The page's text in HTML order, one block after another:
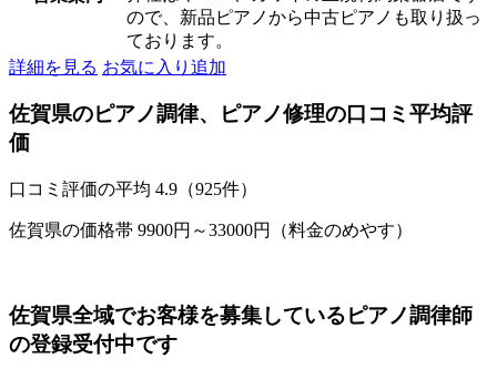
ので、新品ピアノから中古ピアノも取り扱っ
ております。
詳細を見る お気に入り追加
佐賀県のピアノ調律、ピアノ修理の口コミ平均評
価
口コミ評価の平均 4.9（925件）
佐賀県の価格帯 9900円～33000円（料金のめやす）
佐賀県全域でお客様を募集しているピアノ調律師
の登録受付中です